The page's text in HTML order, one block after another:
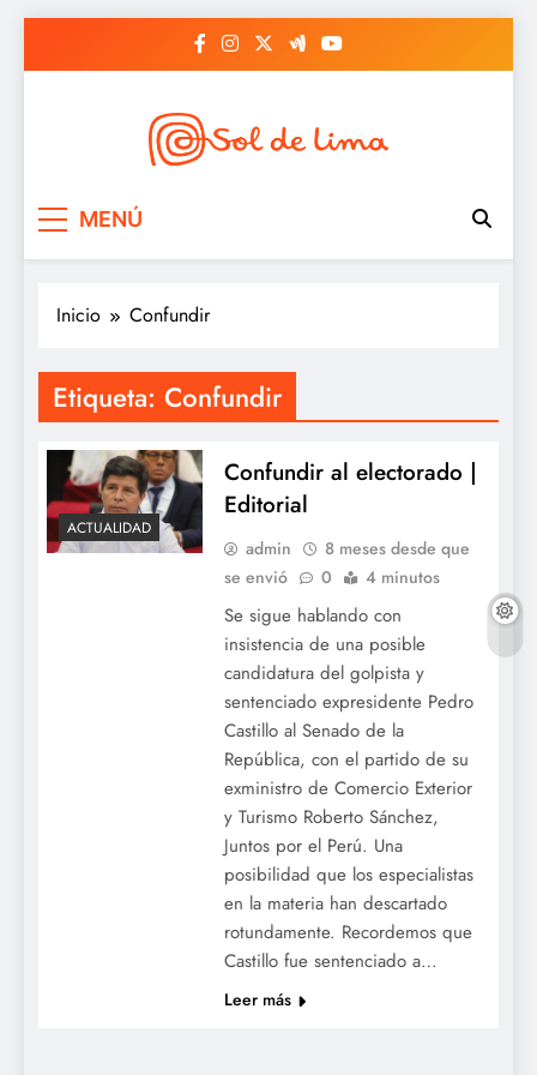
MENÚ
Inicio Confundir
Etiqueta: Confundir
ACTUALIDAD
Confundir al electorado |
Editorial
admin
8 meses desde que
se envió
0 4 minutos
Se sigue hablando con
insistencia de una posible
candidatura del golpista y
sentenciado expresidente Pedro
Castillo al Senado de la
República, con el partido de su
exministro de Comercio Exterior
y Turismo Roberto Sánchez,
Juntos por el Perú. Una
posibilidad que los especialistas
en la materia han descartado
rotundamente. Recordemos que
Castillo fue sentenciado a…
Leer más